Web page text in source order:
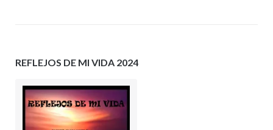
REFLEJOS DE MI VIDA 2024